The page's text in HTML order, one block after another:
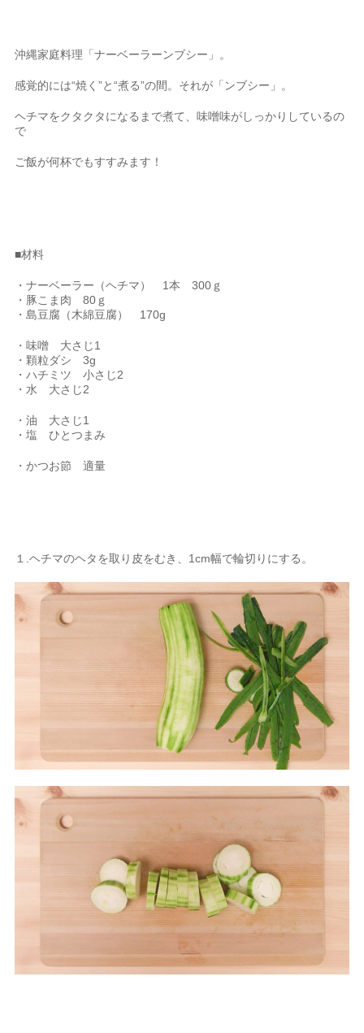
沖縄家庭料理「ナーベーラーンブシー」。
感覚的には“焼く”と“煮る”の間。それが「ンブシー」。
ヘチマをクタクタになるまで煮て、味噌味がしっかりしているの
で
ご飯が何杯でもすすみます！
■材料
・ナーベーラー（ヘチマ） 1本 300ｇ
・豚こま肉 80ｇ
・島豆腐（木綿豆腐） 170g
・味噌 大さじ1
・顆粒ダシ 3g
・ハチミツ 小さじ2
・水 大さじ2
・油 大さじ1
・塩 ひとつまみ
・かつお節 適量
１.ヘチマのヘタを取り皮をむき、1cm幅で輪切りにする。